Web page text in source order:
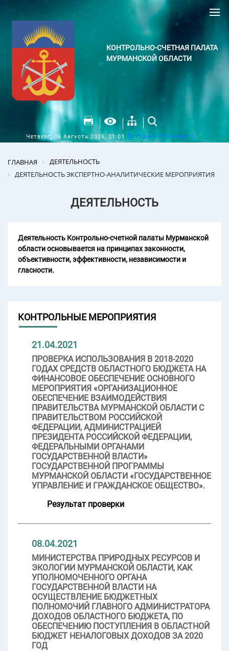
КОНТРОЛЬНО-СЧЕТНАЯ ПАЛАТА
МУРМАНСКОЙ ОБЛАСТИ
Четверг, 06 Августа 2026, 21:03 Погода в Мурманске
ГЛАВНАЯ
ДЕЯТЕЛЬНОСТЬ
ДЕЯТЕЛЬНОСТЬ ЭКСПЕРТНО-АНАЛИТИЧЕСКИЕ МЕРОПРИЯТИЯ
ДЕЯТЕЛЬНОСТЬ
Деятельность Контрольно-счетной палаты Мурманской
области основывается на принципах законности,
объективности, эффективности, независимости и
гласности.
КОНТРОЛЬНЫЕ МЕРОПРИЯТИЯ
21.04.2021
ПРОВЕРКА ИСПОЛЬЗОВАНИЯ В 2018-2020
ГОДАХ СРЕДСТВ ОБЛАСТНОГО БЮДЖЕТА НА
ФИНАНСОВОЕ ОБЕСПЕЧЕНИЕ ОСНОВНОГО
МЕРОПРИЯТИЯ «ОРГАНИЗАЦИОННОЕ
ОБЕСПЕЧЕНИЕ ВЗАИМОДЕЙСТВИЯ
ПРАВИТЕЛЬСТВА МУРМАНСКОЙ ОБЛАСТИ С
ПРАВИТЕЛЬСТВОМ РОССИЙСКОЙ
ФЕДЕРАЦИИ, АДМИНИСТРАЦИЕЙ
ПРЕЗИДЕНТА РОССИЙСКОЙ ФЕДЕРАЦИИ,
ФЕДЕРАЛЬНЫМИ ОРГАНАМИ
ГОСУДАРСТВЕННОЙ ВЛАСТИ»
ГОСУДАРСТВЕННОЙ ПРОГРАММЫ
МУРМАНСКОЙ ОБЛАСТИ «ГОСУДАРСТВЕННОЕ
УПРАВЛЕНИЕ И ГРАЖДАНСКОЕ ОБЩЕСТВО».
Результат проверки
08.04.2021
МИНИСТЕРСТВА ПРИРОДНЫХ РЕСУРСОВ И
ЭКОЛОГИИ МУРМАНСКОЙ ОБЛАСТИ, КАК
УПОЛНОМОЧЕННОГО ОРГАНА
ГОСУДАРСТВЕННОЙ ВЛАСТИ НА
ОСУЩЕСТВЛЕНИЕ БЮДЖЕТНЫХ
ПОЛНОМОЧИЙ ГЛАВНОГО АДМИНИСТРАТОРА
ДОХОДОВ ОБЛАСТНОГО БЮДЖЕТА, ПО
ОБЕСПЕЧЕНИЮ ПОСТУПЛЕНИЯ В ОБЛАСТНОЙ
БЮДЖЕТ НЕНАЛОГОВЫХ ДОХОДОВ ЗА 2020
ГОД